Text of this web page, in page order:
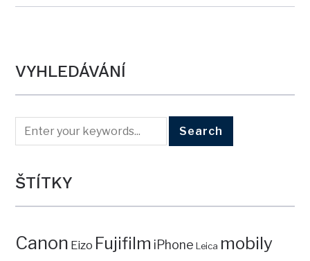
VYHLEDÁVÁNÍ
ŠTÍTKY
Canon Eizo Fujifilm iPhone Leica mobily